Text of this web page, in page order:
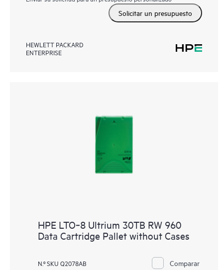
Solicitar un presupuesto
HEWLETT PACKARD
ENTERPRISE
HPE LTO‑8 Ultrium 30TB RW 960
Data Cartridge Pallet without Cases
N.º SKU Q2078AB Comparar